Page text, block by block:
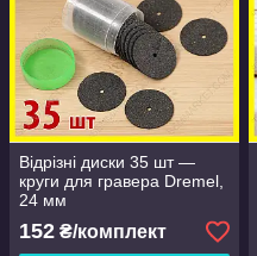
Відрізні диски 35 шт —
круги для гравера Dremel,
24 мм
152 ₴/комплект